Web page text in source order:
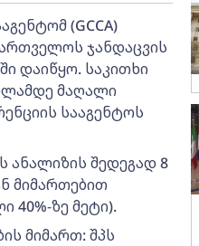
(GCCA)
ჯანდაცვის
დაიწყო. საკითხი
მაღალი
სააგენტოს
ანალიზის შედეგად 8
მიმართებით
40%-ზე მეტი).
მიმართ: შპს